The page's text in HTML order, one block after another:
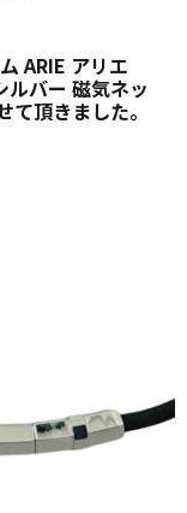
ARIE アリエ
バー 磁気ネッ
頂きました。